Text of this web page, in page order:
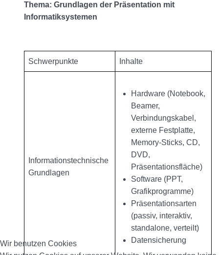
Thema: Grundlagen der Präsentation mit
Informatiksystemen
Schwerpunkte Inhalte
Informationstechnische
Grundlagen
Hardware (Notebook,
Beamer,
Verbindungskabel,
externe Festplatte,
Memory-Sticks, CD,
DVD,
Präsentationsfläche)
Software (PPT,
Grafikprogramme)
Präsentationsarten
(passiv, interaktiv,
standalone, verteilt)
Datensicherung
Wir benutzen Cookies